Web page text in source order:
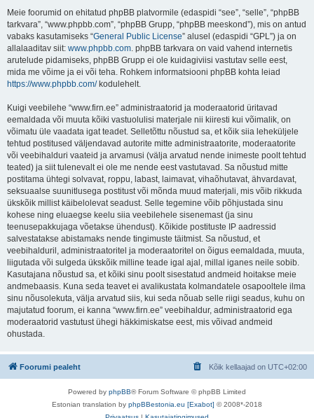
Meie foorumid on ehitatud phpBB platvormile (edaspidi “see”, “selle”, “phpBB
tarkvara”, “www.phpbb.com”, “phpBB Grupp, “phpBB meeskond”), mis on antud
vabaks kasutamiseks “General Public License” alusel (edaspidi “GPL”) ja on
allalaaditav siit: www.phpbb.com. phpBB tarkvara on vaid vahend internetis
arutelude pidamiseks, phpBB Grupp ei ole kuidagiviisi vastutav selle eest,
mida me võime ja ei või teha. Rohkem informatsiooni phpBB kohta leiad
https://www.phpbb.com/kodulehelt.
Kuigi veebilehe “www.firn.ee” administraatorid ja moderaatorid üritavad
eemaldada või muuta kõiki vastuolulisi materjale nii kiiresti kui võimalik, on
võimatu üle vaadata igat teadet. Selletõttu nõustud sa, et kõik siia leheküljele
tehtud postitused väljendavad autorite mitte administraatorite, moderaatorite
või veebihalduri vaateid ja arvamusi (välja arvatud nende inimeste poolt tehtud
teated) ja siit tulenevalt ei ole me nende eest vastutavad. Sa nõustud mitte
postitama ühtegi solvavat, roppu, labast, laimavat, vihaõhutavat, ähvardavat,
seksuaalse suunitlusega postitust või mõnda muud materjali, mis võib rikkuda
ükskõik millist käibelolevat seadust. Selle tegemine võib põhjustada sinu
kohese ning eluaegse keelu siia veebilehele sisenemast (ja sinu
teenusepakkujaga võetakse ühendust). Kõikide postituste IP aadressid
salvestatakse abistamaks nende tingimuste täitmist. Sa nõustud, et
veebihalduril, administraatoritel ja moderaatoritel on õigus eemaldada, muuta,
liigutada või sulgeda ükskõik milline teade igal ajal, millal iganes neile sobib.
Kasutajana nõustud sa, et kõiki sinu poolt sisestatud andmeid hoitakse meie
andmebaasis. Kuna seda teavet ei avalikustata kolmandatele osapooltele ilma
sinu nõusolekuta, välja arvatud siis, kui seda nõuab selle riigi seadus, kuhu on
majutatud foorum, ei kanna “www.firn.ee” veebihaldur, administraatorid ega
moderaatorid vastutust ühegi häkkimiskatse eest, mis võivad andmeid
ohustada.
Foorumi pealeht Kõik kellaajad on UTC+02:00
Powered by phpBB® Forum Software © phpBB Limited
Estonian translation by phpBBestonia.eu [Exabot] © 2008*-2018